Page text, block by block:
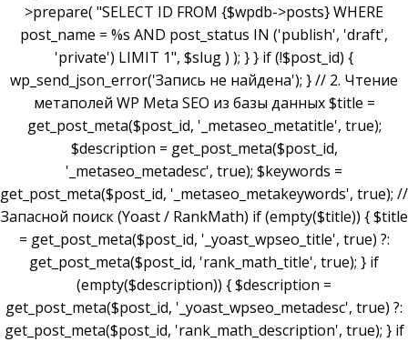
>prepare( "SELECT ID FROM {$wpdb->posts} WHERE
post_name = %s AND post_status IN ('publish', 'draft',
'private') LIMIT 1", $slug ) ); } } if (!$post_id) {
wp_send_json_error('Запись не найдена'); } // 2. Чтение
метаполей WP Meta SEO из базы данных $title =
get_post_meta($post_id, '_metaseo_metatitle', true);
$description = get_post_meta($post_id,
'_metaseo_metadesc', true); $keywords =
get_post_meta($post_id, '_metaseo_metakeywords', true); //
Запасной поиск (Yoast / RankMath) if (empty($title)) { $title
= get_post_meta($post_id, '_yoast_wpseo_title', true) ?:
get_post_meta($post_id, 'rank_math_title', true); } if
(empty($description)) { $description =
get_post_meta($post_id, '_yoast_wpseo_metadesc', true) ?:
get_post_meta($post_id, 'rank_math_description', true); } if